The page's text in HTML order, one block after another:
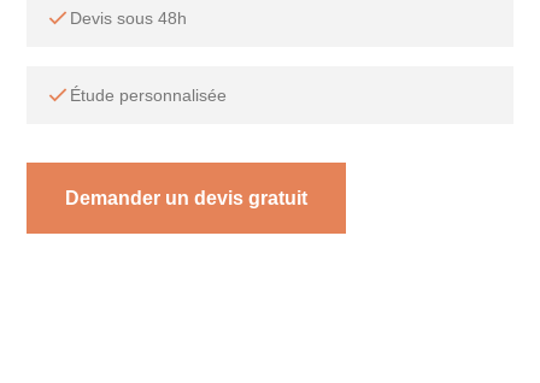
Devis sous 48h
Étude personnalisée
Demander un devis gratuit